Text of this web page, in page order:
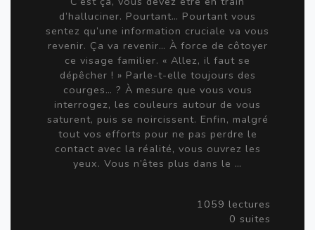
d’halluciner. Pourtant… Pourtant vous
sentez qu’une information cruciale va vous
revenir. Ça va revenir… À force de côtoyer
ce visage familier. « Allez, il faut se
dépêcher ! » Parle-t-elle toujours des
courges… ? À mesure que vous vous
interrogez, les couleurs autour de vous
saturent, puis se noircissent. Enfin, malgré
tout vos efforts pour ne pas perdre le
contact avec la réalité, vous ouvrez les
yeux. Vous n’êtes plus dans le …
1059 lectures
0 suites